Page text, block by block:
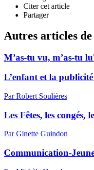
Citer cet article
Partager
Autres articles
M’as-tu vu, m’as-tu
L’enfant et la publicité
Par Robert Soulières
Les Fêtes, les congés,
Par Ginette Guindon
Communication-